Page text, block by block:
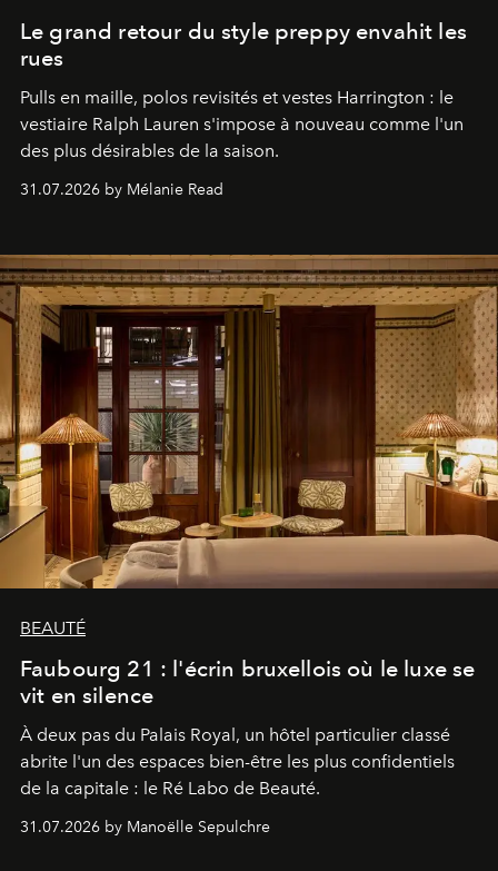
Le grand retour du style preppy envahit les
rues
Pulls en maille, polos revisités et vestes Harrington : le
vestiaire Ralph Lauren s'impose à nouveau comme l'un
des plus désirables de la saison.
31.07.2026 by Mélanie Read
BEAUTÉ
Faubourg 21 : l'écrin bruxellois où le luxe se
vit en silence
À deux pas du Palais Royal, un hôtel particulier classé
abrite l'un des espaces bien-être les plus confidentiels
de la capitale : le Ré Labo de Beauté.
31.07.2026 by Manoëlle Sepulchre